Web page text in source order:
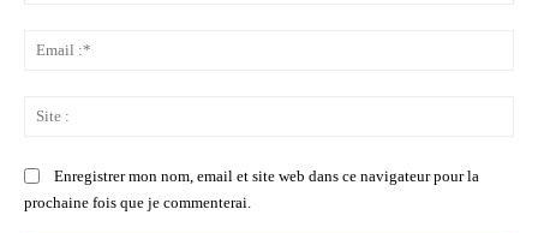
Enregistrer mon nom, email et site web dans ce navigateur pour la
prochaine fois que je commenterai.